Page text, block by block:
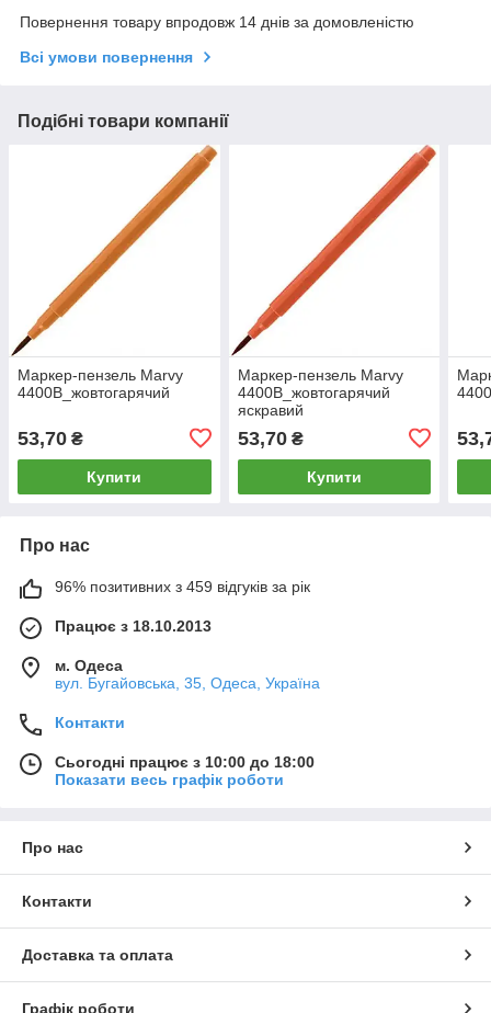
Повернення товару впродовж 14 днів за домовленістю
Всі умови повернення
Подібні товари компанії
Маркер-пензель Marvy
4400B_жовтогарячий
53,70 ₴
Купити
Маркер-пензель Marvy
4400B_жовтогарячий
яскравий
53,70₴
Купити
Про нас
96% позитивних з 459 відгуків за рік
Працює з 18.10.2013
м. Одеса
вул. Бугайовська, 35, Одеса, Україна
Контакти
Сьогодні працює з 10:00 до 18:00
Показати весь графік роботи
Про нас
Контакти
Доставка та оплата
Графік роботи